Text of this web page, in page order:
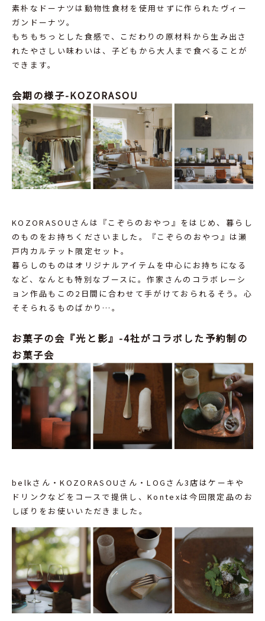
素朴なドーナツは動物性食材を使用せずに作られたヴィー
ガンドーナツ。
もちもちっとした食感で、こだわりの原材料から生み出さ
れたやさしい味わいは、子どもから大人まで食べることが
できます。
会期の様子-KOZORASOU
KOZORASOUさんは『こぞらのおやつ』をはじめ、暮らし
のものをお持ちくださいました。『こぞらのおやつ』は瀬
戸内カルテット限定セット。
暮らしのものはオリジナルアイテムを中心にお持ちになる
など、なんとも特別なブースに。作家さんのコラボレーシ
ョン作品もこの2日間に合わせて手がけておられるそう。心
そそられるものばかり…。
お菓子の会『光と影』-4社がコラボした予約制の
お菓子会
belkさん・KOZORASOUさん・LOGさん3店はケーキや
ドリンクなどをコースで提供し、Kontexは今回限定品のお
しぼりをお使いいただきました。